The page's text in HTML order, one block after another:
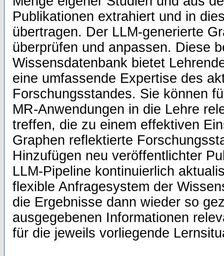
Publikationen extrahiert und in
übertragen. Der LLM-generierte
überprüfen und anpassen. Diese
Wissensdatenbank bietet
eine umfassende Expertise des
Forschungsstandes. Sie können
MR-Anwendungen in die Lehre
treffen, die zu einem effektiven
Graphen reflektierte
Hinzufügen neu veröffentlichter
LLM-Pipeline kontinuierlich
flexible Anfragesystem der
die Ergebnisse dann wieder so
ausgegebenen Informationen
für die jeweils vorliegende